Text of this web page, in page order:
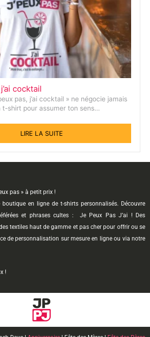
cocktail
pas, j’ai cocktail » ne négocie jamais
t-shirt pour assumer ton sens…
LIRE LA SUITE
pas » à petit prix !
en ligne de t-shirts personnalisés. Découvre
et phrases cultes : Je Peux Pas J’ai ! Des
textiles haut de gamme et pas cher pour offrir ou se
de personnalisation sur mesure en ligne ou via notre
!